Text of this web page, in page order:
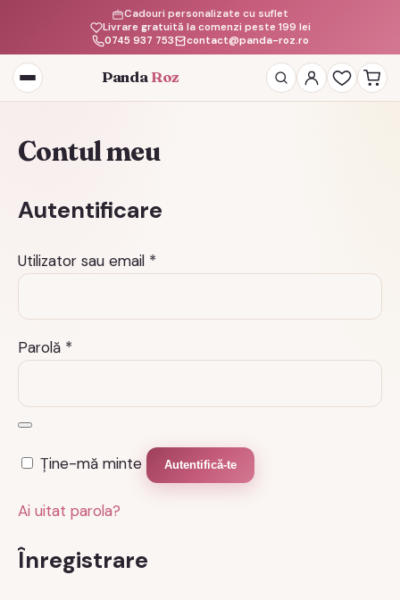
Livrare gratuită la comenzi peste 199 lei
Cadouri personalizate cu suflet
0745 937 753
contact@panda-roz.ro
Deschide
meniul
Panda Roz
Contul meu
Autentificare
Utilizator sau email *
Parolă *
Ține-mă minte Autentifică-te
Ai uitat parola?
Înregistrare